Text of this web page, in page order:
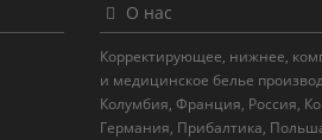
О нас
Корректирующее, нижнее,
и медицинское белье
Колумбия, Франция, Россия,
Германия, Прибалтика,